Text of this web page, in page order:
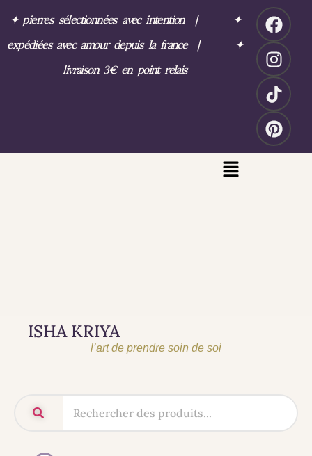
✦ pierres sélectionnées avec intention |
✦
expédiées avec amour depuis la france |
✦
livraison 3€ en point relais
ISHA KRIYA
l’art de prendre soin de soi